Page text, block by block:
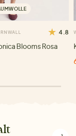
4.8
Blooms Rosa